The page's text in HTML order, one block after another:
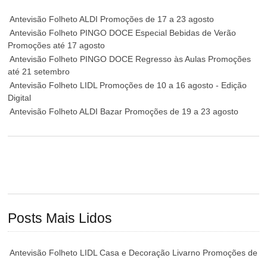
Antevisão Folheto ALDI Promoções de 17 a 23 agosto
Antevisão Folheto PINGO DOCE Especial Bebidas de Verão
Promoções até 17 agosto
Antevisão Folheto PINGO DOCE Regresso às Aulas Promoções
até 21 setembro
Antevisão Folheto LIDL Promoções de 10 a 16 agosto - Edição
Digital
Antevisão Folheto ALDI Bazar Promoções de 19 a 23 agosto
Posts Mais Lidos
Antevisão Folheto LIDL Casa e Decoração Livarno Promoções de